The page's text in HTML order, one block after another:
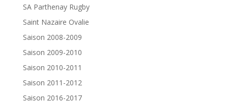
SA Parthenay Rugby
Saint Nazaire Ovalie
Saison 2008-2009
Saison 2009-2010
Saison 2010-2011
Saison 2011-2012
Saison 2016-2017